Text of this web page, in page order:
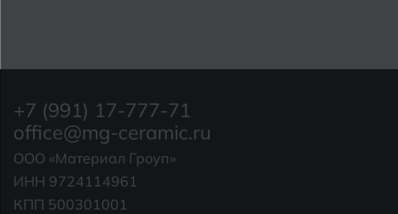
+7 (991) 17-777-71
office@mg-ceramic.ru
ООО «Материал Гроуп»
ИНН 9724114961
КПП 500301001